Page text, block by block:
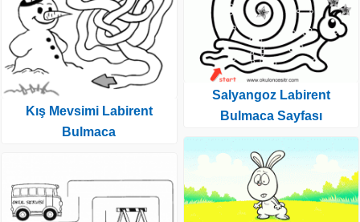
Kış Mevsimi Labirent
Bulmaca
Salyangoz Labirent
Bulmaca Sayfası